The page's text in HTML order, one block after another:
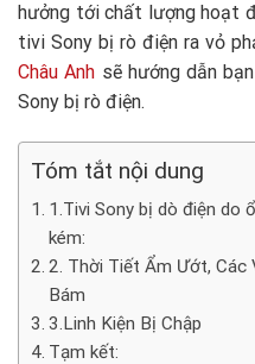
hưởng tới chất lượng hoạt
tivi Sony bị rò điện ra vỏ
Châu Anh sẽ hướng dẫn
Sony bị rò điện.
Tóm tắt nội dung
1.Tivi Sony bị dò điện do
kém:
2. Thời Tiết Ẩm Ướt, Các
Bám
3.Linh Kiện Bị Chập
Tạm kết: